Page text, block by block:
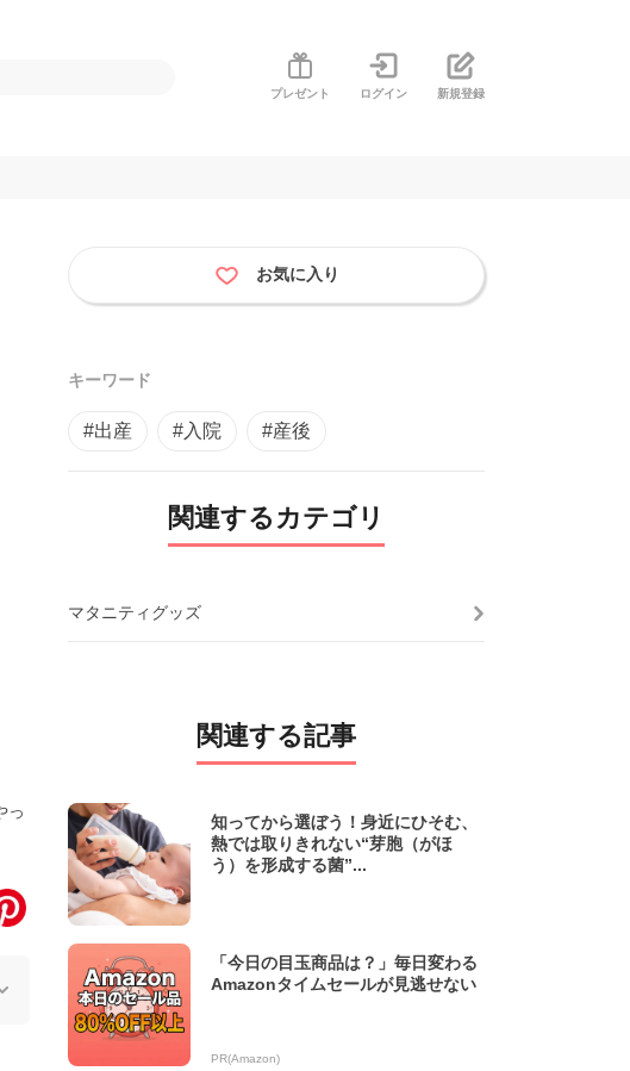
プレゼント ログイン 新規登録
っ
お気に入り
キーワード
#出産 #入院 #産後
関連するカテゴリ
マタニティグッズ
関連する記事
知ってから選ぼう！身近にひそむ、
熱では取りきれない“芽胞（がほ
う）を形成する菌”...
「今日の目玉商品は？」毎日変わる
Amazonタイムセールが見逃せない
PR(Amazon)